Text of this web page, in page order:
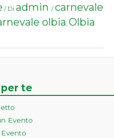
/ Di admin / carnevale
olbia, Olbia
te
Evento